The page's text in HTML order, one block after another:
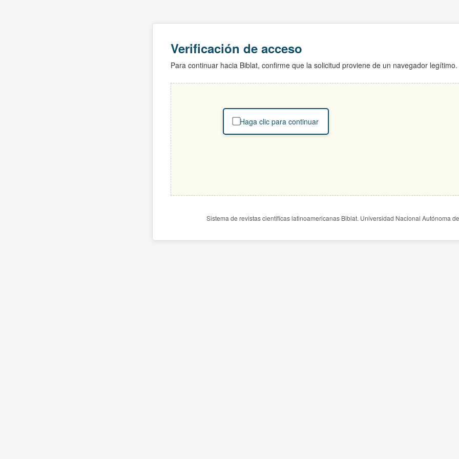
Verificación de acceso
Para continuar hacia Biblat, confirme que la solicitud proviene de un navegador legítimo.
Haga clic para continuar
Sistema de revistas científicas latinoamericanas Biblat. Universidad Nacional Autónoma